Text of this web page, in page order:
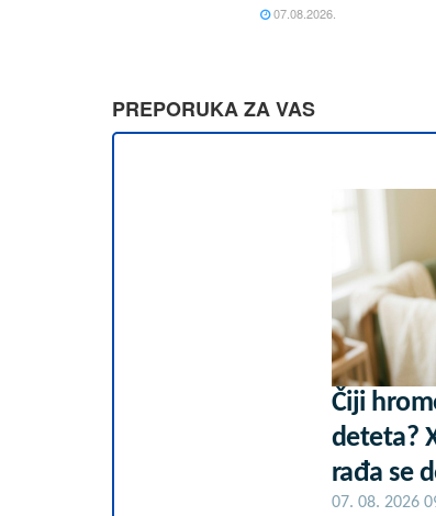
07.08.2026.
PREPORUKA ZA VAS
Čiji
deteta?
rađa se
07. 08. 2026